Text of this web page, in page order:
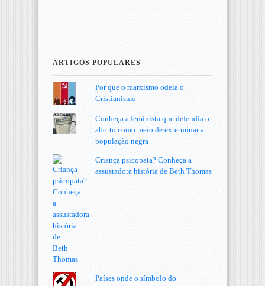
ARTIGOS POPULARES
Por que o marxismo odeia o
Cristianismo
Conheça a feminista que defendia o
aborto como meio de exterminar a
população negra
Criança psicopata? Conheça a
assustadora história de Beth Thomas
Países onde o símbolo do